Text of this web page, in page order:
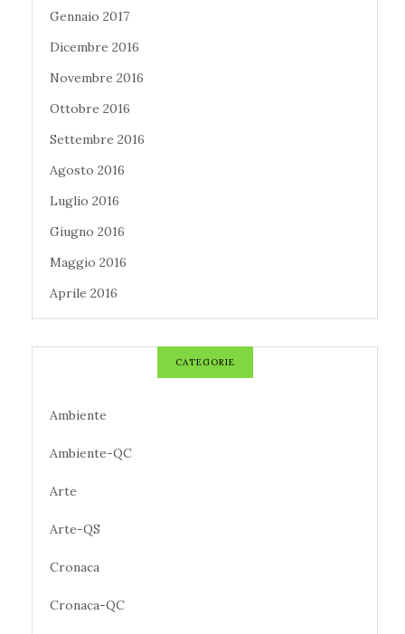
Gennaio 2017
Dicembre 2016
Novembre 2016
Ottobre 2016
Settembre 2016
Agosto 2016
Luglio 2016
Giugno 2016
Maggio 2016
Aprile 2016
CATEGORIE
Ambiente
Ambiente-QC
Arte
Arte-QS
Cronaca
Cronaca-QC